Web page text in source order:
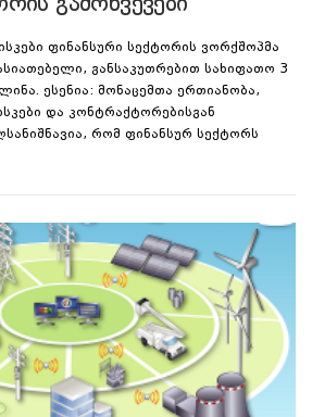
ფინანსური სექტორის ვორქშოპმა
განსაკუთრებით სახიფათო 3
ესენია: მონაცემთა ერთიანობა,
და კონტრაქტორებისგან
რომ ფინანსურ სექტორს